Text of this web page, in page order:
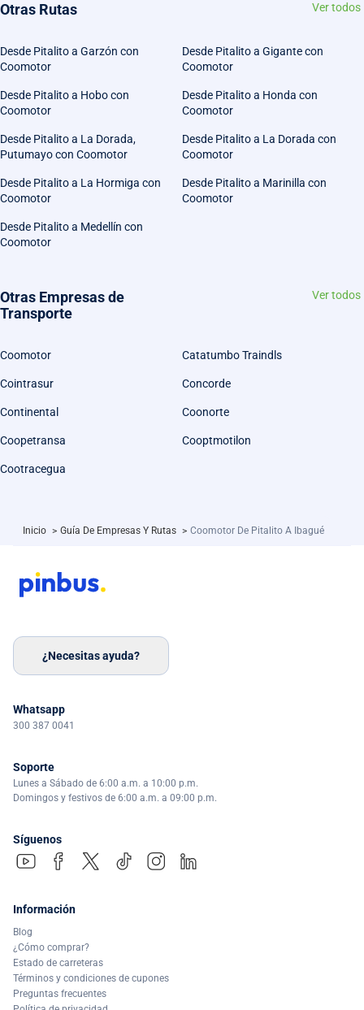
Otras Rutas Ver todos
Desde Pitalito a Garzón con
Coomotor
Desde Pitalito a Gigante con
Coomotor
Desde Pitalito a Hobo con
Coomotor
Desde Pitalito a Honda con
Coomotor
Desde Pitalito a La Dorada,
Putumayo con Coomotor
Desde Pitalito a La Dorada con
Coomotor
Desde Pitalito a La Hormiga con
Coomotor
Desde Pitalito a Marinilla con
Coomotor
Desde Pitalito a Medellín con
Coomotor
Otras Empresas de
Transporte
Ver todos
Coomotor Catatumbo Traindls
Cointrasur Concorde
Continental Coonorte
Coopetransa Cooptmotilon
Cootracegua
Inicio > Guía De Empresas Y Rutas > Coomotor De Pitalito A Ibagué
¿Necesitas ayuda?
Whatsapp
300 387 0041
Soporte
Lunes a Sábado de 6:00 a.m. a 10:00 p.m.
Domingos y festivos de 6:00 a.m. a 09:00 p.m.
Síguenos
Información
Blog
¿Cómo comprar?
Estado de carreteras
Términos y condiciones de cupones
Preguntas frecuentes